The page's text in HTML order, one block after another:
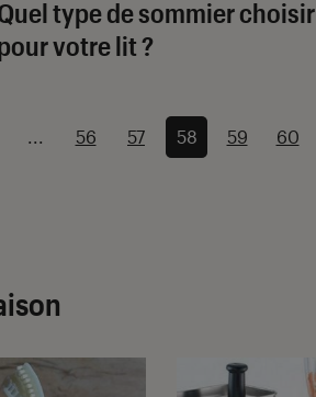
type de sommier choisir
votre lit ?
... 56 57 58 59 60